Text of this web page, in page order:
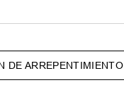
DE ARREPENTIMIENTO